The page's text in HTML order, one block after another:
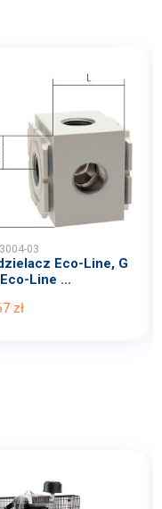
03
Eco-Line, G
Line ...
zł